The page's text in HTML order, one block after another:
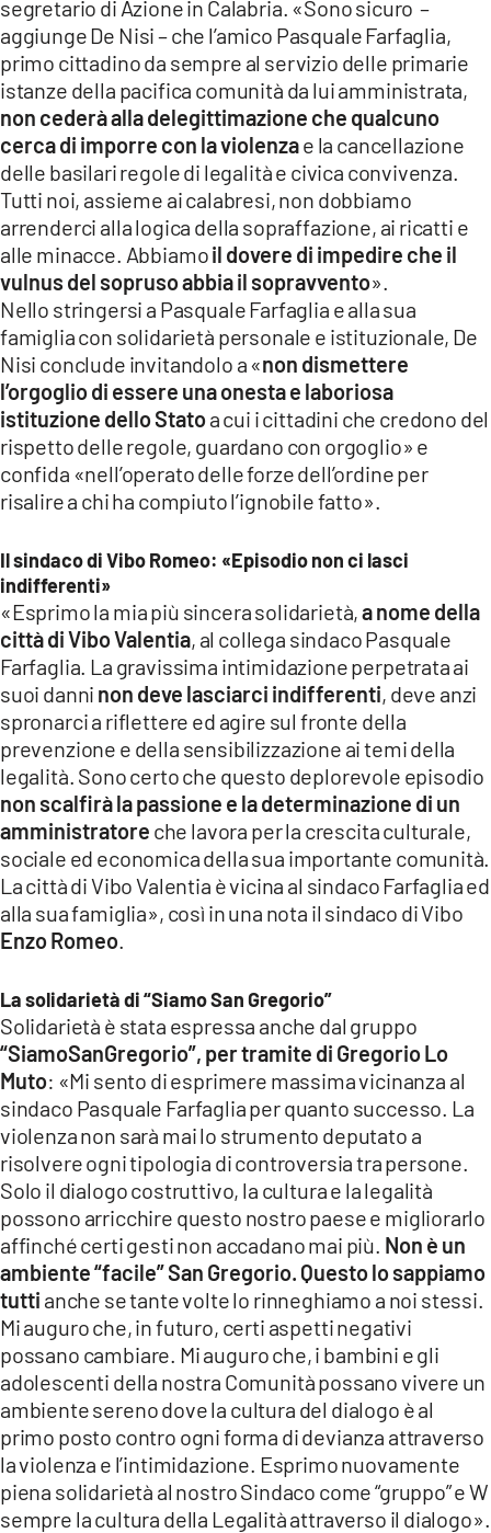
segretario di Azione in Calabria. «Sono sicuro –
aggiunge De Nisi – che l’amico Pasquale Farfaglia,
primo cittadino da sempre al servizio delle primarie
istanze della pacifica comunità da lui amministrata,
non cederà alla delegittimazione che qualcuno
cerca di imporre con la violenzae la cancellazione
delle basilari regole di legalità e civica convivenza.
Tutti noi, assieme ai calabresi, non dobbiamo
arrenderci alla logica della sopraffazione, ai ricatti e
alle minacce. Abbiamoil dovere di impedire che il
vulnus del sopruso abbia il sopravvento».
Nello stringersi a Pasquale Farfaglia e alla sua
famiglia con solidarietà personale e istituzionale, De
Nisi conclude invitandolo a «non dismettere
l’orgoglio di essere una onesta e laboriosa
istituzione dello Statoa cui i cittadini che credono del
rispetto delle regole, guardano con orgoglio» e
confida «nell’operato delle forze dell’ordine per
risalire a chi ha compiuto l’ignobile fatto».
Il sindaco di Vibo Romeo: «Episodio non ci lasci
indifferenti»
«Esprimo la mia più sincera solidarietà,a nome della
città di Vibo Valentia, al collega sindaco Pasquale
Farfaglia. La gravissima intimidazione perpetrata ai
suoi danni non deve lasciarci indifferenti, deve anzi
spronarci a riflettere ed agire sul fronte della
prevenzione e della sensibilizzazione ai temi della
legalità. Sono certo che questo deplorevole episodio
non scalfirà la passione e la determinazione di un
amministratore che lavora per la crescita culturale,
sociale ed economica della sua importante comunità.
La città di Vibo Valentia è vicina al sindaco Farfaglia ed
alla sua famiglia», così in una nota il sindaco di Vibo
Enzo Romeo
La solidarietà di “Siamo San Gregorio”
Solidarietà è stata espressa anche dal gruppo
“SiamoSanGregorio”, per tramite di Gregorio Lo
Muto: «Mi sento di esprimere massima vicinanza al
sindaco Pasquale Farfaglia per quanto successo. La
violenza non sarà mai lo strumento deputato a
risolvere ogni tipologia di controversia tra persone.
Solo il dialogo costruttivo, la cultura e la legalità
possono arricchire questo nostro paese e migliorarlo
affinché certi gesti non accadano mai più. Non è un
ambiente “facile” San Gregorio. Questo lo sappiamo
tutti anche se tante volte lo rinneghiamo a noi stessi.
Mi auguro che, in futuro, certi aspetti negativi
possano cambiare. Mi auguro che, i bambini e gli
adolescenti della nostra Comunità possano vivere un
ambiente sereno dove la cultura del dialogo è al
primo posto contro ogni forma di devianza attraverso
la violenza e l’intimidazione. Esprimo nuovamente
piena solidarietà al nostro Sindaco come “gruppo” e W
sempre la cultura della Legalità attraverso il dialogo».